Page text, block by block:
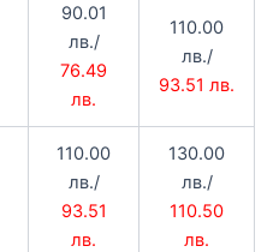
90.01
лв./
76.49
лв.
110.00
лв./
93.51 лв.
110.00
лв./
93.51
лв.
130.00
лв./
110.50
лв.